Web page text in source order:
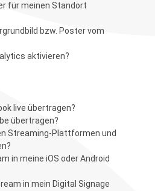
für meinen Standort
bzw. Poster vom
aktivieren?
live übertragen?
übertragen?
Streaming-Plattformen und
in meine iOS oder Android
in mein Digital Signage